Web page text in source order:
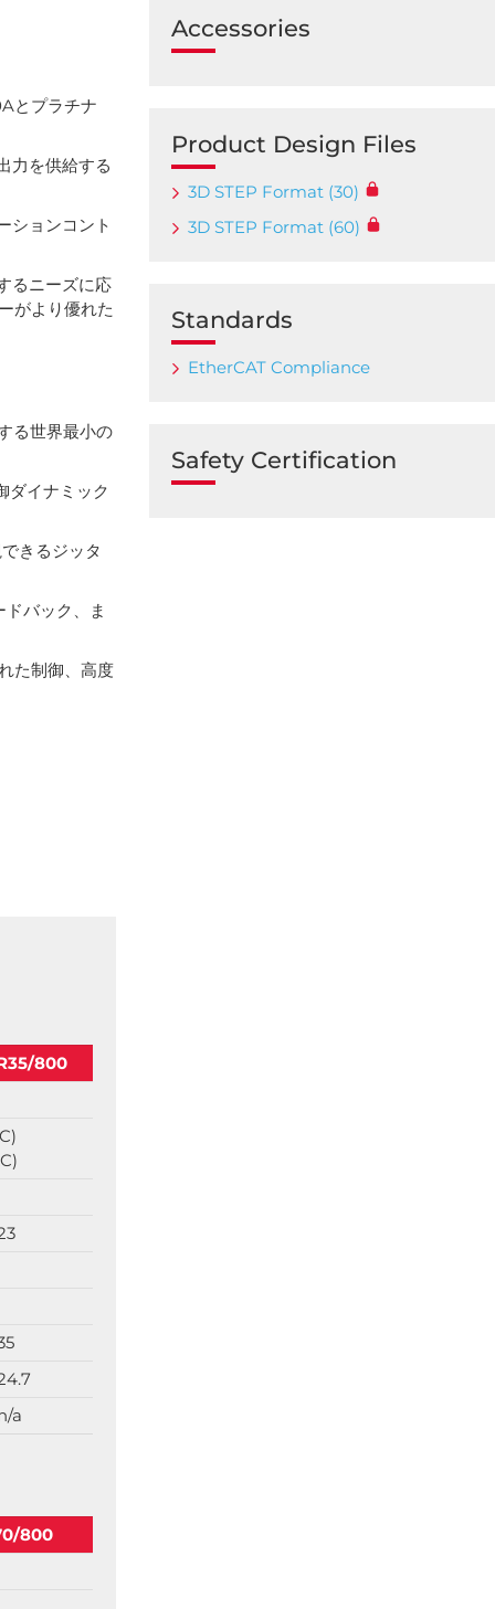
とプラチナ
を供給する
ションコント
るニーズに応
がより優れた
る世界最小の
ダイナミック
きるジッタ
バック、ま
た制御、高度
800
a
800
Accessories
Product Design Files
3D STEP Format (30)
3D STEP Format (60)
Standards
EtherCAT Compliance
Safety Certification